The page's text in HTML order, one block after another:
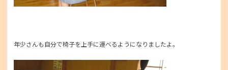
年少さんも自分で椅子を上手に運べるようになりましたよ。